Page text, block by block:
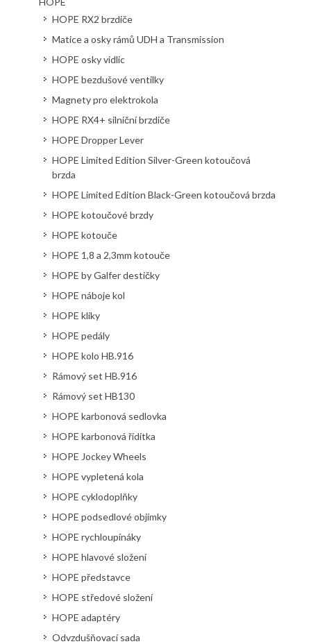
HOPE RX2 brzdiče
Matice a osky rámů UDH a Transmission
HOPE osky vidlic
HOPE bezdušové ventilky
Magnety pro elektrokola
HOPE RX4+ silniční brzdiče
HOPE Dropper Lever
HOPE Limited Edition Silver-Green kotoučová
brzda
HOPE Limited Edition Black-Green kotoučová brzda
HOPE kotoučové brzdy
HOPE kotouče
HOPE 1,8 a 2,3mm kotouče
HOPE by Galfer destičky
HOPE náboje kol
HOPE kliky
HOPE pedály
HOPE kolo HB.916
Rámový set HB.916
Rámový set HB130
HOPE karbonová sedlovka
HOPE karbonová řídítka
HOPE Jockey Wheels
HOPE vypletená kola
HOPE cyklodoplňky
HOPE podsedlové objímky
HOPE rychloupínáky
HOPE hlavové složení
HOPE představce
HOPE středové složení
HOPE adaptéry
Odvzdušňovací sada